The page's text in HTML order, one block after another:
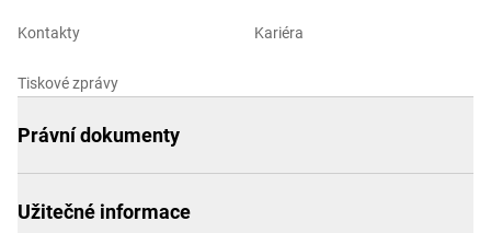
Kontakty
Tiskové zprávy
Kariéra
Právní dokumenty
Užitečné informace